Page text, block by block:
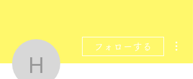
フォローする